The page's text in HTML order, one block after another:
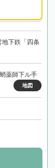
下鉄「四条
薬師下ル手
地図